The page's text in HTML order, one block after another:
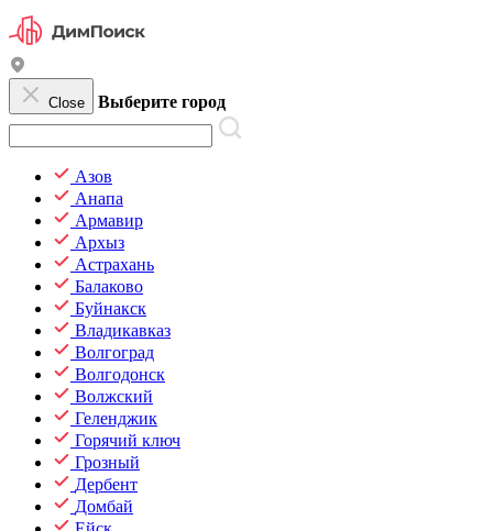
Close Выберите город
Азов
Анапа
Армавир
Архыз
Астрахань
Балаково
Буйнакск
Владикавказ
Волгоград
Волгодонск
Волжский
Геленджик
Горячий ключ
Грозный
Дербент
Домбай